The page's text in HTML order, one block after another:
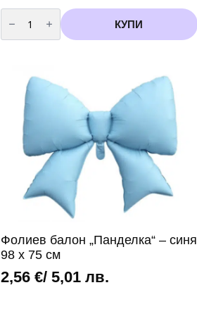
количество
за
Комплект
балони
части
КУПИ
Фолиев балон „Панделка“ – синя
98 х 75 см
2,56 €/ 5,01 лв.